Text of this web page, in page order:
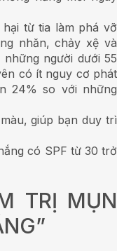
hại từ tia làm phá vỡ
nhăn, chảy xệ và
người dưới 55
có ít nguy cơ phát
24% so với những
giúp bạn duy trì
có SPF từ 30 trở
TRỊ MỤN